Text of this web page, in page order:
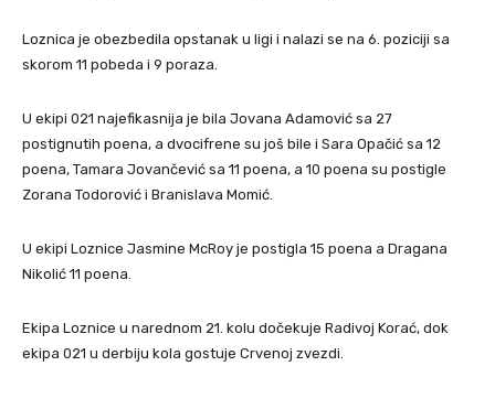
Loznica je obezbedila opstanak u ligi i nalazi se na 6. poziciji sa
skorom 11 pobeda i 9 poraza.
U ekipi 021 najefikasnija je bila Jovana Adamović sa 27
postignutih poena, a dvocifrene su još bile i Sara Opačić sa 12
poena, Tamara Jovančević sa 11 poena, a 10 poena su postigle
Zorana Todorović i Branislava Momić.
U ekipi Loznice Jasmine McRoy je postigla 15 poena a Dragana
Nikolić 11 poena.
Ekipa Loznice u narednom 21. kolu dočekuje Radivoj Korać, dok
ekipa 021 u derbiju kola gostuje Crvenoj zvezdi.